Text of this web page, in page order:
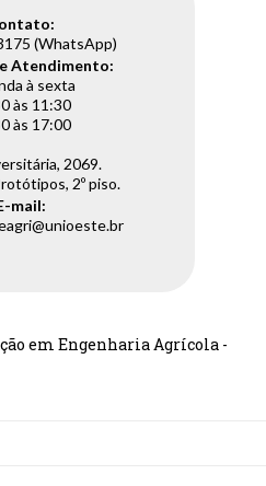
(WhatsApp)
Atendimento:
à sexta
às 11:30
às 17:00
2069.
2º piso.
mail:
em Engenharia Agrícola -